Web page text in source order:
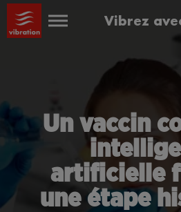
Vibrez
Un vaccin
artificielle
une étape